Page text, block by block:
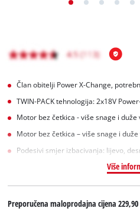
Član obitelji Power X-Change,
TWIN-PACK tehnologija: 2x18V
Motor bez četkica - više snage i
Motor bez četkica – više snage i
Podesivi smjer izbacivanja: lijevo,
Više
Preporučena maloprodajna cijena229,90